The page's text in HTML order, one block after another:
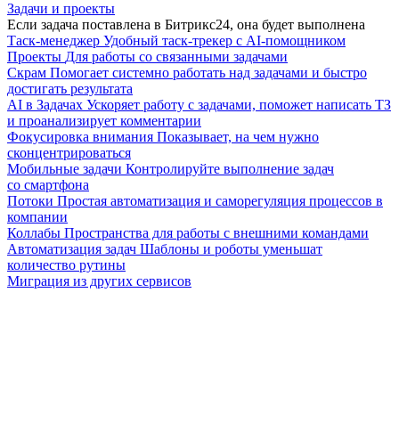
Задачи и проекты
Если задача поставлена в Битрикс24, она будет выполнена
Таск-менеджер Удобный таск-трекер с AI-помощником
Проекты Для работы со связанными задачами
Скрам Помогает системно работать над задачами и быстро
достигать результата
AI в Задачах Ускоряет работу с задачами, поможет написать ТЗ
и проанализирует комментарии
Фокусировка внимания Показывает, на чем нужно
сконцентрироваться
Мобильные задачи Контролируйте выполнение задач
со смартфона
Потоки Простая автоматизация и саморегуляция процессов в
компании
Коллабы Пространства для работы с внешними командами
Автоматизация задач Шаблоны и роботы уменьшат
количество рутины
Миграция из других сервисов